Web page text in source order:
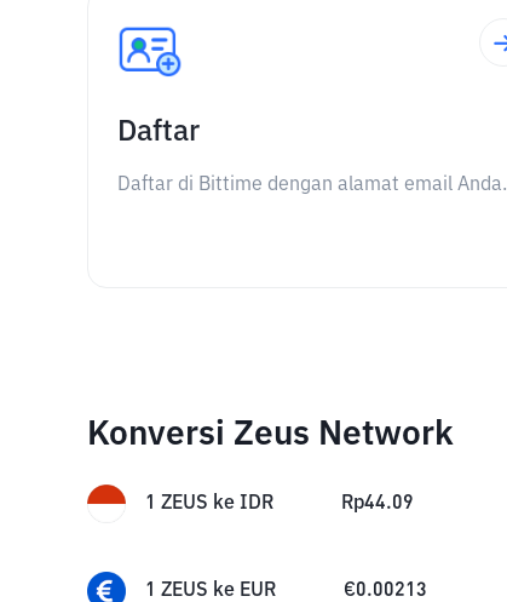
Daftar
Daftar di Bittime dengan alamat email Anda.
Konversi Zeus Network
1 ZEUS ke IDR Rp44.09
1 ZEUS ke EUR €0.00213